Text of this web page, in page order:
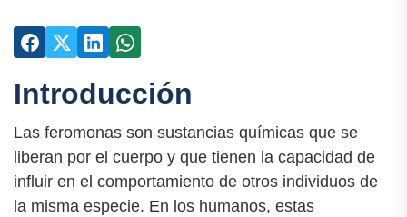
Introducción
Las feromonas son sustancias químicas que se
liberan por el cuerpo y que tienen la capacidad de
influir en el comportamiento de otros individuos de
la misma especie. En los humanos, estas